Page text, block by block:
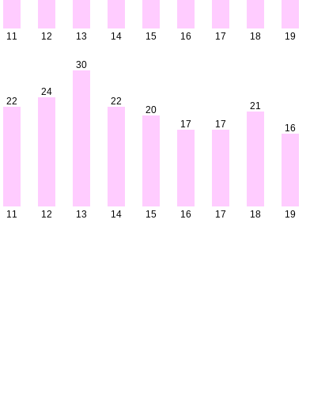
11 12 13 14 15 16 17 18 19
22
11
24
12
30
13
22
14
20
15
17
16
17
17
21
18
16
19